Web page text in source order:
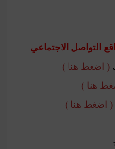
التواصل الاجتماعي
( اضغط هنا )
هنا )
( اضغط هنا )